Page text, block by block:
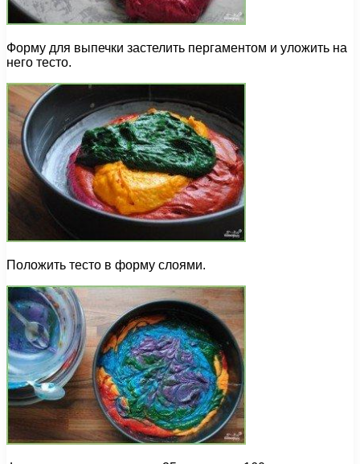
Форму для выпечки застелить пергаментом и уложить на
него тесто.
Положить тесто в форму слоями.